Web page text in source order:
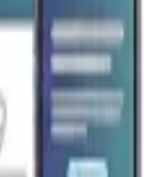
necesaria para